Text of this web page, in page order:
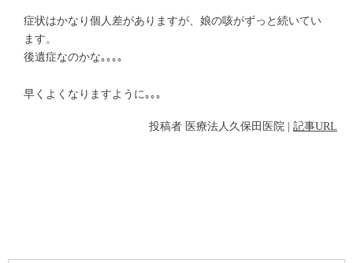
症状はかなり個人差がありますが、娘の咳がずっと続いてい
ます。
後遺症なのかな｡｡｡｡
早くよくなりますように｡｡｡
投稿者 医療法人久保田医院 | 記事URL